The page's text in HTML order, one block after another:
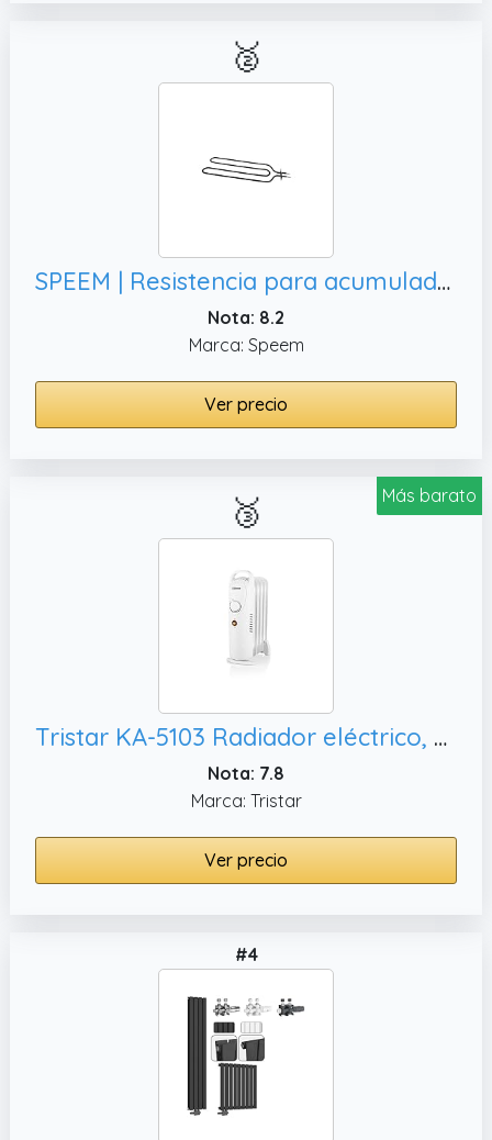
🥈
SPEEM | Resistencia para acumulador 800W 230V 380x150mm Pletina 70x22mm | Para convertir la energía en calor | Resistencia acumulador | Resistencia calefactora
Nota: 8.2
Marca: Speem
Ver precio
Más barato
🥉
Tristar KA-5103 Radiador eléctrico, 500 W
Nota: 7.8
Marca: Tristar
Ver precio
#4